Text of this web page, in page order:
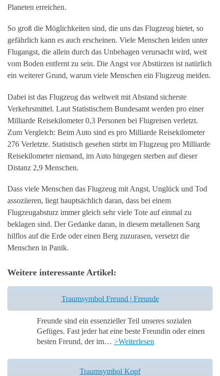
Planeten erreichen.
So groß die Möglichkeiten sind, die uns das Flugzeug bietet, so
gefährlich kann es auch erscheinen. Viele Menschen leiden unter
Flugangst, die allein durch das Unbehagen verursacht wird, weit
vom Boden entfernt zu sein. Die Angst vor Abstürzen ist natürlich
ein weiterer Grund, warum viele Menschen ein Flugzeug meiden.
Dabei ist das Flugzeug das weltweit mit Abstand sicherste
Verkehrsmittel. Laut Statistischem Bundesamt werden pro einer
Milliarde Reisekilometer 0,3 Personen bei Flugreisen verletzt.
Zum Vergleich: Beim Auto sind es pro Milliarde Reisekilometer
276 Verletzte. Statistisch gesehen stirbt im Flugzeug pro Milliarde
Reisekilometer niemand, im Auto hingegen sterben auf dieser
Distanz 2,9 Menschen.
Dass viele Menschen das Flugzeug mit Angst, Unglück und Tod
assoziieren, liegt hauptsächlich daran, dass bei einem
Flugzeugabsturz immer gleich sehr viele Tote auf einmal zu
beklagen sind. Der Gedanke daran, in diesem metallenen Sarg
hilflos auf die Erde oder einen Berg zuzurasen, versetzt die
Menschen in Panik.
Weitere interessante Artikel:
Traumsymbol Freund | Freunde
Freunde sind ein essenzieller Teil unseres sozialen
Gefüges. Fast jeder hat eine beste Freundin oder einen
besten Freund, der im… >Weiterlesen
Traumsymbol Kopf